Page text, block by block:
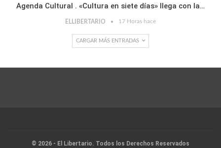
Agenda Cultural . «Cultura en siete días» llega con la…
ELLIBERTARIO 17 Horas hace
CARGAR MÁS ENTRADAS
© 2026 - El Libertario. Todos los Derechos Reservados